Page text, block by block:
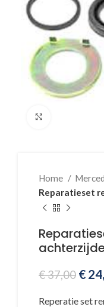
Home
Reparatieset
achterzijde
€37,00 €
Reperatie set